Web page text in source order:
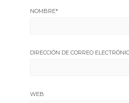
NOMBRE*
DIRECCIÓN DE CORREO
WEB